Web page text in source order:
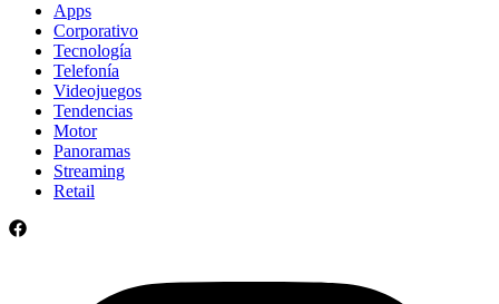
Apps
Corporativo
Tecnología
Telefonía
Videojuegos
Tendencias
Motor
Panoramas
Streaming
Retail